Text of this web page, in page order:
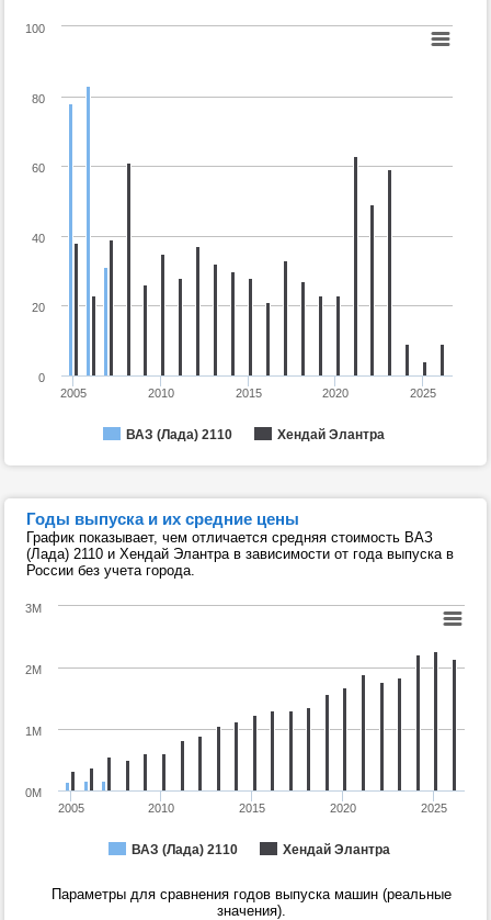
ВАЗ (Лада) 2110 Хендай Элантра
2005 2010 2015 2020 2025
0
20
40
60
80
100
Годы выпуска и их средние цены
График показывает, чем отличается средняя стоимость ВАЗ
(Лада) 2110 и Хендай Элантра в зависимости от года выпуска в
России без учета города.
ВАЗ (Лада) 2110 Хендай Элантра
2005 2010 2015 2020 2025
0M
1M
2M
3M
Параметры для сравнения годов выпуска машин (реальные
значения).